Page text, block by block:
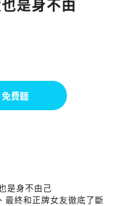
是身不由
費聽
是身不由己
最終和正牌女友徹底了斷